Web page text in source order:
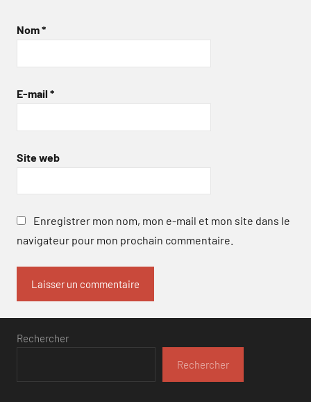
Nom*
E-mail *
Site web
Enregistrer mon nom, mon e-mail et mon site dans le
navigateur pour mon prochain commentaire.
Rechercher
Rechercher